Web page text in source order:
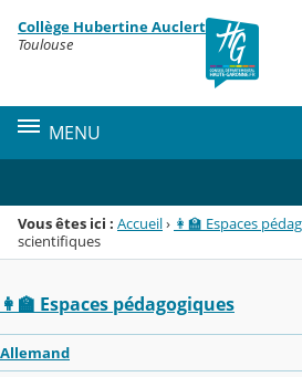
Menu de la rubrique
Contenu
Collège Hubertine Auclert
Toulouse
MENU
Vous êtes ici : Accueil› 👩‍🏫 Espaces
scientifiques
👩‍🏫 Espaces pédagogiques
Allemand